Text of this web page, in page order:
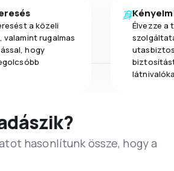
a közeli
rugalmas
hogy
Élvezze a
hasonlítunk össze, hogy a